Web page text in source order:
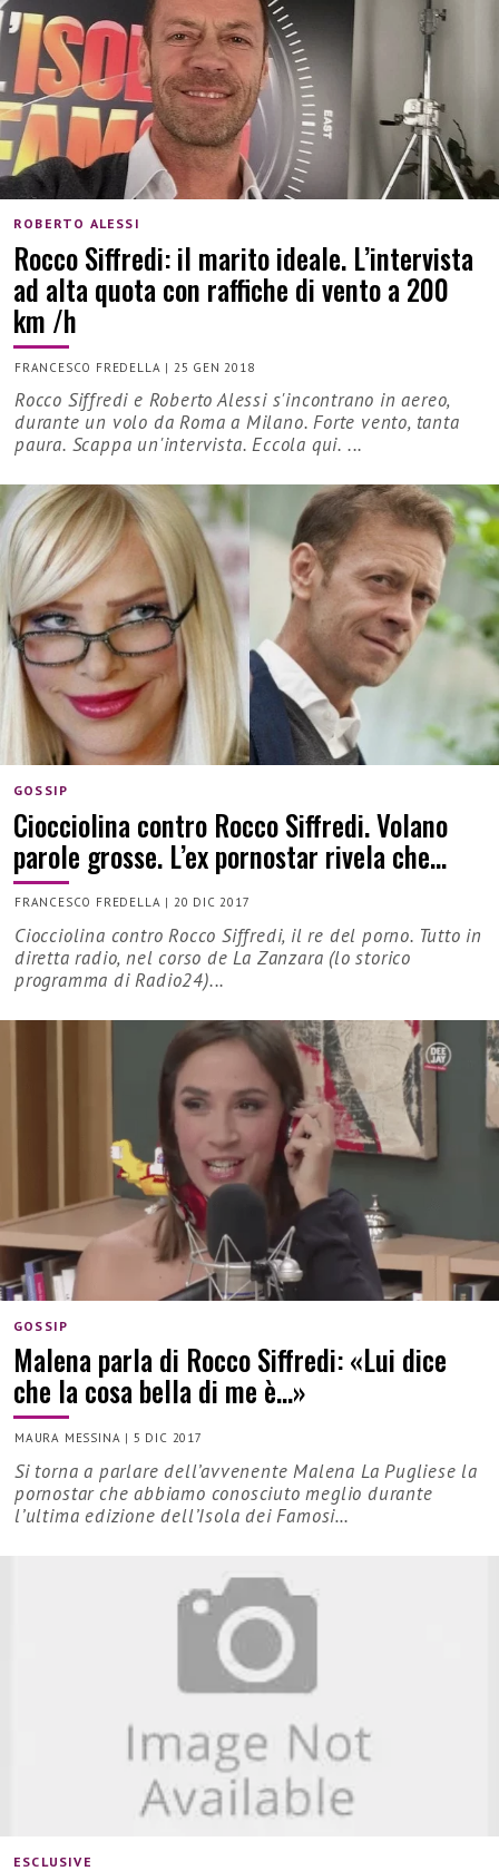
ROBERTO ALESSI
Rocco Siffredi: il marito ideale. L’intervista
ad alta quota con raffiche di vento a 200
km /h
FRANCESCO FREDELLA | 25 GEN 2018
Rocco Siffredi e Roberto Alessi s'incontrano in aereo,
durante un volo da Roma a Milano. Forte vento, tanta
paura. Scappa un'intervista. Eccola qui. ...
GOSSIP
Ciocciolina contro Rocco Siffredi. Volano
parole grosse. L’ex pornostar rivela che…
FRANCESCO FREDELLA | 20 DIC 2017
Ciocciolina contro Rocco Siffredi, il re del porno. Tutto in
diretta radio, nel corso de La Zanzara (lo storico
programma di Radio24)...
GOSSIP
Malena parla di Rocco Siffredi: «Lui dice
che la cosa bella di me è…»
MAURA MESSINA | 5 DIC 2017
Si torna a parlare dell’avvenente Malena La Pugliese la
pornostar che abbiamo conosciuto meglio durante
l’ultima edizione dell’Isola dei Famosi…
ESCLUSIVE